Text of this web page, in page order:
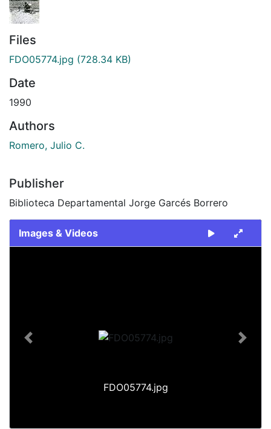
Files
FDO05774.jpg (728.34 KB)
Date
1990
Authors
Romero, Julio C.
Publisher
Biblioteca Departamental Jorge Garcés Borrero
Images & Videos
FDO05774.jpg
Previous Next